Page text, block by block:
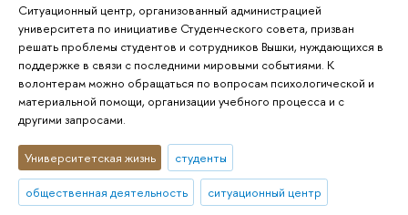
Ситуационный центр, организованный администрацией
университета по инициативе Студенческого совета, призван
решать проблемы студентов и сотрудников Вышки, нуждающихся в
поддержке в связи с последними мировыми событиями. К
волонтерам можно обращаться по вопросам психологической и
материальной помощи, организации учебного процесса и с
другими запросами.
Университетская жизнь студенты
общественная деятельность ситуационный центр